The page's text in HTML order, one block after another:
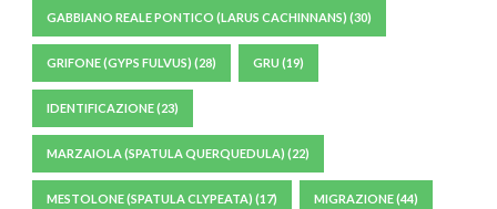
GABBIANO REALE PONTICO (LARUS CACHINNANS) (30)
GRIFONE (GYPS FULVUS) (28) GRU (19)
IDENTIFICAZIONE(23)
MARZAIOLA (SPATULA QUERQUEDULA) (22)
MESTOLONE (SPATULA CLYPEATA) (17) MIGRAZIONE(44)